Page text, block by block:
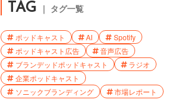
TAG ｜ タグ一覧
ポッドキャスト AI
Spotify
ポッドキャスト広告
音声広告
ブランデッドポッドキャスト
ラジオ
企業ポッドキャスト
ソニックブランディング
市場レポート